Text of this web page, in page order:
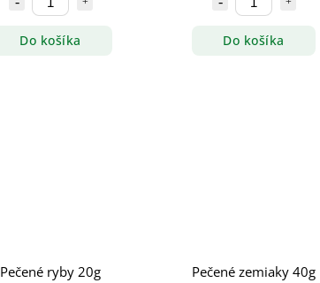
Do košíka Do košíka
Pečené ryby 20g Pečené zemiaky 40g